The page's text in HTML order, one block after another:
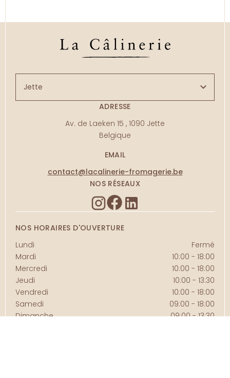
ADRESSE
Av. de Laeken 15 , 1090 Jette
Belgique
EMAIL
contact@lacalinerie-fromagerie.be
NOS HORAIRES D'OUVERTURE
Lundi
Fermé
Mardi
10:00 - 18:00
Mercredi
10:00 - 18:00
Jeudi
10:00 - 13:30
Vendredi
10:00 - 18:00
Samedi
09:00 - 18:00
Dimanche
09:00 - 13:30
NOS RÉSEAUX